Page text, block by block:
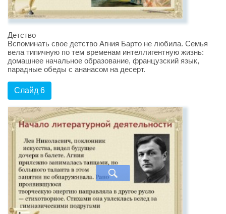
Детство
Вспоминать свое детство Агния Барто не любила. Семья
вела типичную по тем временам интеллигентную жизнь:
домашнее начальное образование, французский язык,
парадные обеды с ананасом на десерт.
Слайд 6